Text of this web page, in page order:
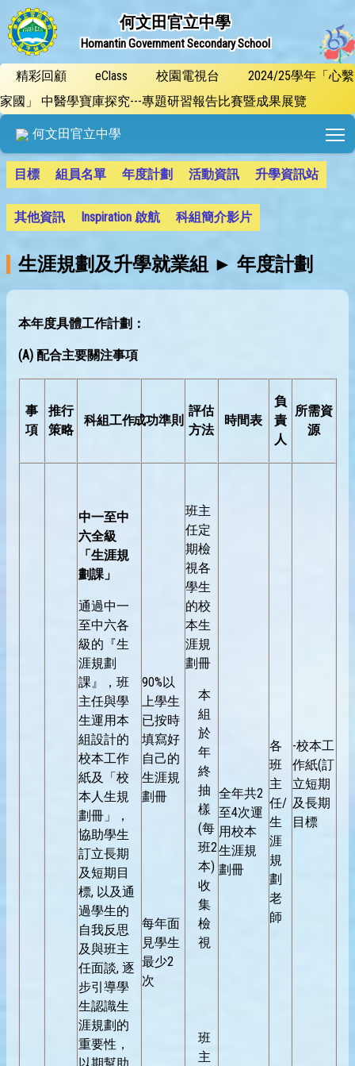
何文田官立中學
Homantin Government Secondary School
精彩回顧 eClass 校園電視台
2024/25學年「心繫
家國」 中醫學寶庫探究---專題研習報告比賽暨成果展覽
何文田官立中學
目標 組員名單 年度計劃 活動資訊 升學資訊站
其他資訊 Inspiration 啟航 科組簡介影片
生涯規劃及升學就業組 ► 年度計劃
本年度具體工作計劃：
(A) 配合主要關注事項
事
項
推行
策略
科組工作成功準則
評估
方法
時間表
負
責
人
所需資
源
中一至中
六全級
「生涯規
劃課」
通過中一
至中六各
級的『生
涯規劃
課』，班
主任與學
生運用本
組設計的
校本工作
紙及「校
本人生規
劃冊」，
協助學生
訂立長期
及短期目
標, 以及通
過學生的
自我反思
及與班主
任面談, 逐
步引導學
生認識生
涯規劃的
重要性，
90%以
上學生
已按時
填寫好
自己的
生涯規
劃冊
每年面
見學生
最少2
次
班主
任定
期檢
視各
學生
的校
本生
涯規
劃冊
本
組
於
年
終
抽
樣
(每
班2
本)
收
集
檢
視
班
主
全年共2
至4次運
用校本
生涯規
劃冊
各
班
主
任/
生
涯
規
劃
老
師
-校本工
作紙(訂
立短期
及長期
目標